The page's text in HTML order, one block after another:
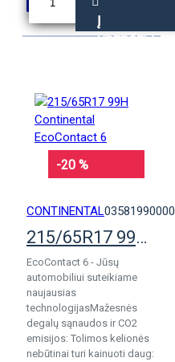
Į
KREPŠELĮ
-20 %
CONTINENTAL03581990000
215/65R17 99H Continental EcoContact 6
EcoContact 6 - Jūsų
automobiliui suteikiame
naujausias
technologijasMažesnės
degalų sąnaudos ir CO2
emisijos: Tolimos kelionės
nebūtinai turi kainuoti daug: